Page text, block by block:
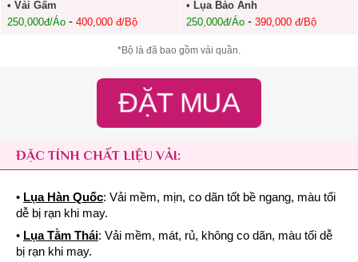
• Vải Gấm
250,000đ/Áo - 400,000 đ/Bộ
• Lụa Bảo Anh
250,000đ/Áo- 390,000 đ/Bộ
*Bộ là đã bao gồm vải quần.
ĐẶT MUA
ĐẶC TÍNH CHẤT LIỆU VẢI:
• Lụa Hàn Quốc: Vải mềm, mịn, co dãn tốt bề ngang, màu tối
dễ bị rạn khi may.
• Lụa Tằm Thái: Vải mềm, mát, rủ, không co dãn, màu tối dễ
bị rạn khi may.